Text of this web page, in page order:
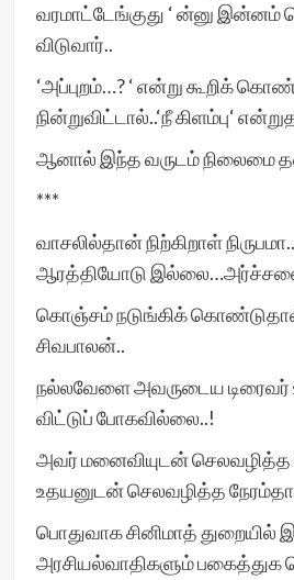
வரமாட்டேங்குது ‘ ன்னு
விடுவார்..
‘அப்புறம்…? ‘ என்று கூறிக்
நின்றுவிட்டால்..‘நீ கிளம்பு‘
ஆனால் இந்த வருடம் நிலைமை
***
வாசலில்தான் நிற்கிறாள்
ஆரத்தியோடு
கொஞ்சம் நடுங்கிக்
சிவபாலன்..
நல்லவேளை அவருடைய டிரைவர்
விட்டுப் போகவில்லை..!
அவர் மனைவியுடன் செலவழித்த
உதயனுடன் செலவழித்த
பொதுவாக சினிமாத் துறையில்
அரசியல்வாதிகளும் பகைத்துக